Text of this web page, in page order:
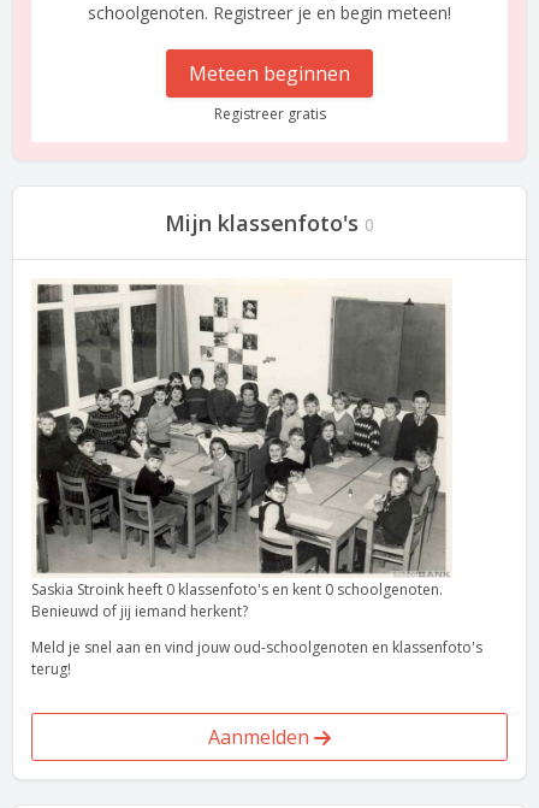
schoolgenoten. Registreer je en begin meteen!
Meteen beginnen
Registreer gratis
Mijn klassenfoto's 0
Saskia Stroink heeft 0 klassenfoto's en kent 0 schoolgenoten.
Benieuwd of jij iemand herkent?
Meld je snel aan en vind jouw oud-schoolgenoten en klassenfoto's
terug!
Aanmelden